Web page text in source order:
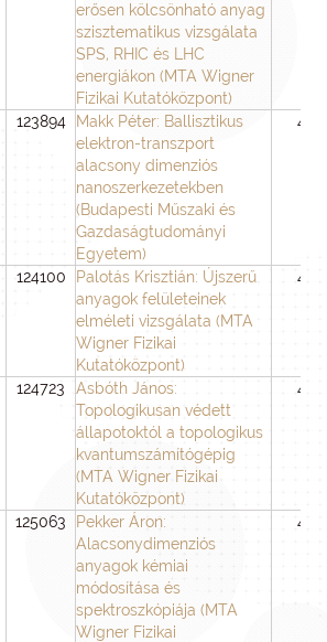
erősen kölcsönható anyag
szisztematikus vizsgálata
SPS, RHIC és LHC
energiákon (MTA Wigner
Fizikai Kutatóközpont)
123894
Makk Péter: Ballisztikus
elektron-transzport
alacsony dimenziós
nanoszerkezetekben
(Budapesti Műszaki és
Gazdaságtudományi
Egyetem)
48
124100
Palotás Krisztián: Újszerű
anyagok felületeinek
elméleti vizsgálata (MTA
Wigner Fizikai
Kutatóközpont)
48
124723
Asbóth János:
Topologikusan védett
állapotoktól a topologikus
kvantumszámítógépig
(MTA Wigner Fizikai
Kutatóközpont)
48
125063
Pekker Áron:
Alacsonydimenziós
anyagok kémiai
módosítása és
spektroszkópiája (MTA
Wigner Fizikai
48